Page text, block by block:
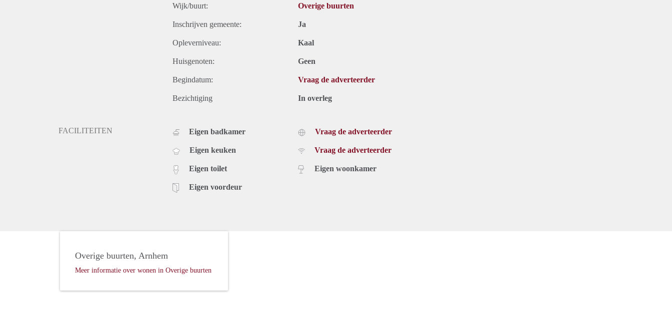
Wijk/buurt: Overige buurten
Inschrijven gemeente: Ja
Opleverniveau: Kaal
Huisgenoten: Geen
Begindatum: Vraag de adverteerder
Bezichtiging In overleg
FACILITEITEN Eigen badkamer
Eigen keuken
Eigen toilet
Eigen voordeur
Vraag de adverteerder
Vraag de adverteerder
Eigen woonkamer
Overige buurten, Arnhem
Meer informatie over wonen in Overige buurten